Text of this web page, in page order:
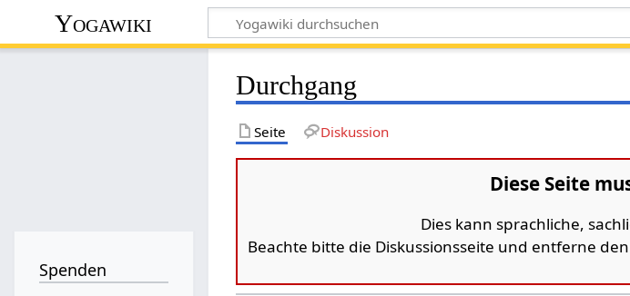
Yogawiki
Durchgang
Seite Diskussion
Diese Seite
Dies kann sprachliche,
Beachte bitte die Diskussionsseite und entferne
Spenden